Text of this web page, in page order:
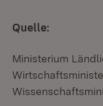
Quelle:
Ministerium